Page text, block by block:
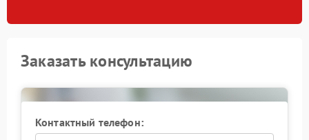
Заказать консультацию
Контактный телефон: